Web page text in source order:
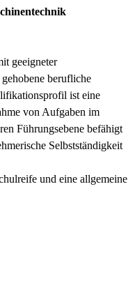
geeigneter
berufliche
ist eine
von Aufgaben im
Führungsebene befähigt
Selbstständigkeit
und eine allgemeine